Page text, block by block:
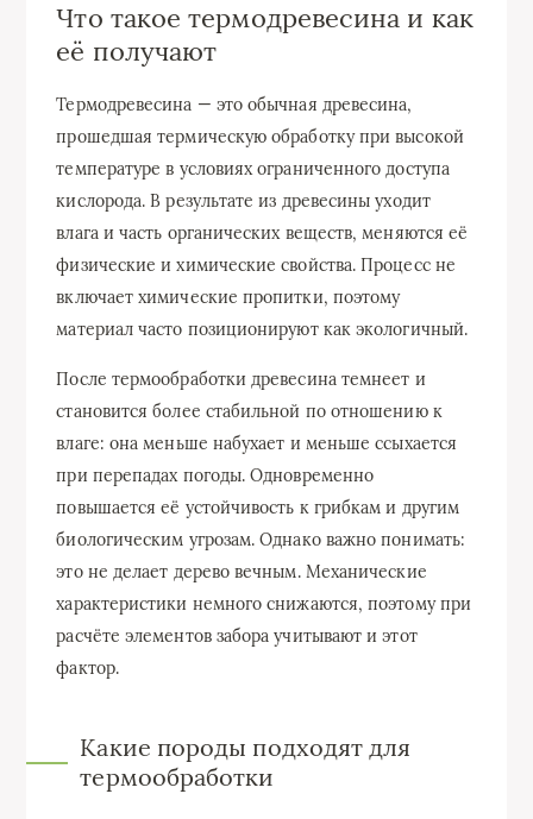
Что такое термодревесина и как
её получают
Термодревесина — это обычная древесина,
прошедшая термическую обработку при высокой
температуре в условиях ограниченного доступа
кислорода. В результате из древесины уходит
влага и часть органических веществ, меняются её
физические и химические свойства. Процесс не
включает химические пропитки, поэтому
материал часто позиционируют как экологичный.
После термообработки древесина темнеет и
становится более стабильной по отношению к
влаге: она меньше набухает и меньше ссыхается
при перепадах погоды. Одновременно
повышается её устойчивость к грибкам и другим
биологическим угрозам. Однако важно понимать:
это не делает дерево вечным. Механические
характеристики немного снижаются, поэтому при
расчёте элементов забора учитывают и этот
фактор.
Какие породы подходят для
термообработки